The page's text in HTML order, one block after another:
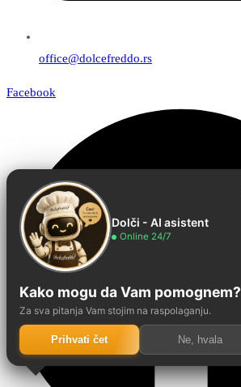
office@dolcefreddo.rs
Facebook
Dolči - AI asistent
Online 24/7
Kako mogu da Vam pomognem?
Za sva pitanja Vam stojim na raspolaganju.
Prihvati čet Ne, hvala